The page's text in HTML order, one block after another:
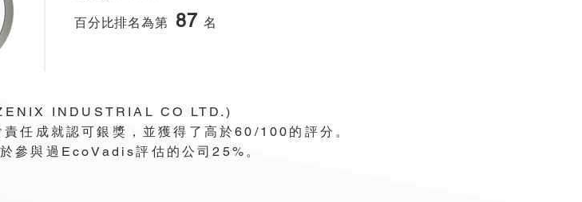
百分比排名為第 87 名
INDUSTRIAL CO LTD.)
任成就認可銀獎，並獲得了高於60/100的評分。
參與過EcoVadis評估的公司25%。